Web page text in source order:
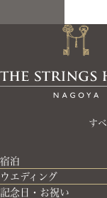
す
宿泊
ウエディング
記念日・お祝い